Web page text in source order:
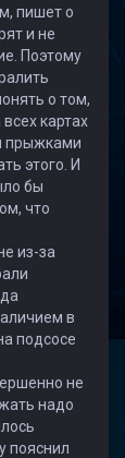
пишет о
и не
Поэтому
о том,
картах
прыжками
этого. И
бы
что
из-за
в
подсосе
не
надо
пояснил